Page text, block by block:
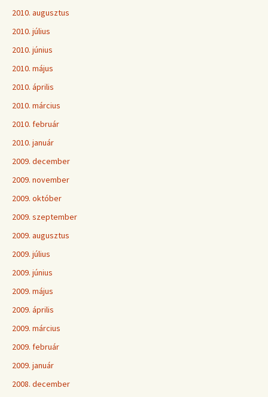
2010. augusztus
2010. július
2010. június
2010. május
2010. április
2010. március
2010. február
2010. január
2009. december
2009. november
2009. október
2009. szeptember
2009. augusztus
2009. július
2009. június
2009. május
2009. április
2009. március
2009. február
2009. január
2008. december